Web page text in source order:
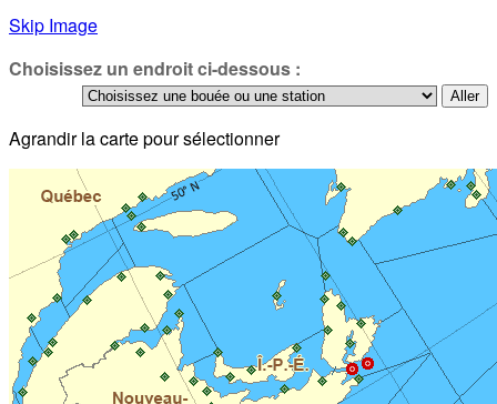
Skip Image
Choisissez un endroit ci-dessous :
Agrandir la carte pour sélectionner